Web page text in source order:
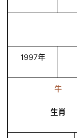
1997年
牛
生肖